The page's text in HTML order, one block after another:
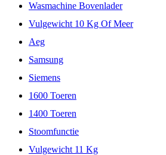
Wasmachine Bovenlader
Vulgewicht 10 Kg Of Meer
Aeg
Samsung
Siemens
1600 Toeren
1400 Toeren
Stoomfunctie
Vulgewicht 11 Kg